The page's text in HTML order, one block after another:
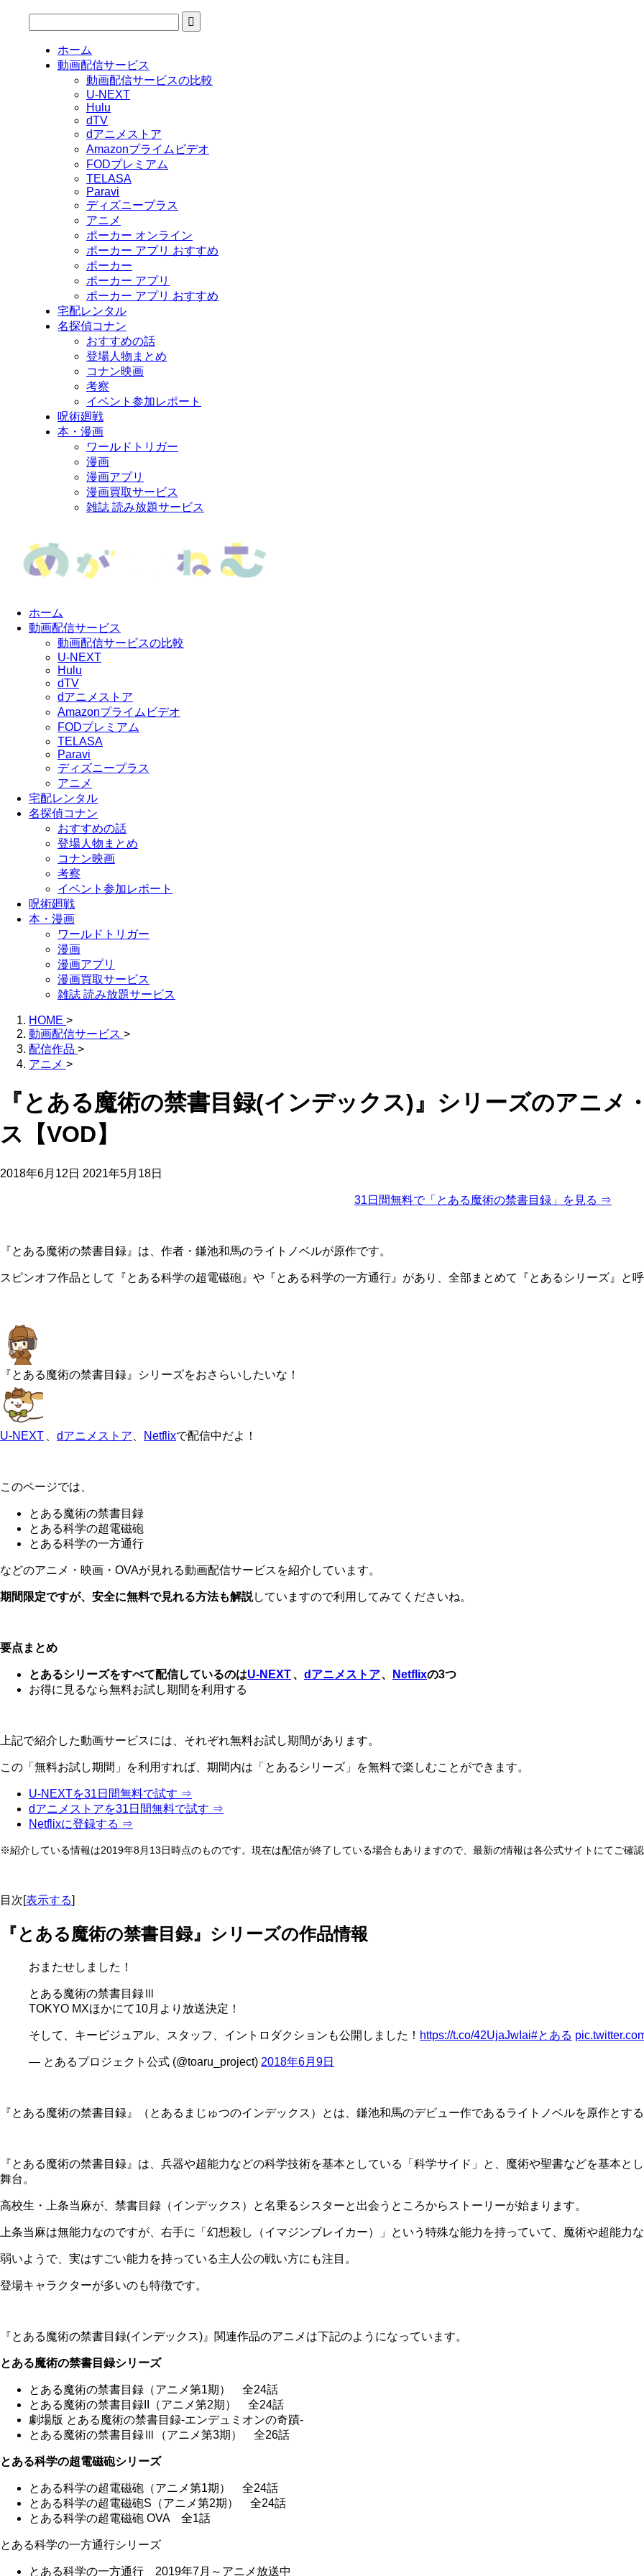
ホーム
動画配信サービス
動画配信サービスの比較
U-NEXT
Hulu
dTV
dアニメストア
Amazonプライムビデオ
FODプレミアム
TELASA
Paravi
ディズニープラス
アニメ
ポーカー オンライン
ポーカー アプリ おすすめ
ポーカー
ポーカー アプリ
ポーカー アプリ おすすめ
宅配レンタル
名探偵コナン
おすすめの話
登場人物まとめ
コナン映画
考察
イベント参加レポート
呪術廻戦
本・漫画
ワールドトリガー
漫画
漫画アプリ
漫画買取サービス
雑誌 読み放題サービス
ホーム
動画配信サービス
動画配信サービスの比較
U-NEXT
Hulu
dTV
dアニメストア
Amazonプライムビデオ
FODプレミアム
TELASA
Paravi
ディズニープラス
アニメ
宅配レンタル
名探偵コナン
おすすめの話
登場人物まとめ
コナン映画
考察
イベント参加レポート
呪術廻戦
本・漫画
ワールドトリガー
漫画
漫画アプリ
漫画買取サービス
雑誌 読み放題サービス
HOME >
動画配信サービス >
配信作品 >
アニメ >
『とある魔術の禁書目録(インデックス)』シリーズのアニメ
ス【VOD】
2018年6月12日 2021年5月18日
31日間無料で「とある魔術の禁書目録」を見る ⇒
『とある魔術の禁書目録』は、作者・鎌池和馬のライトノベルが原作です。
スピンオフ作品として『とある科学の超電磁砲』や『とある科学の一方通行』があり、全部まとめて『とあるシリーズ』と呼
『とある魔術の禁書目録』シリーズをおさらいしたいな！
U-NEXT dアニメストア Netflixで配信中だよ！
このページでは、
とある魔術の禁書目録
とある科学の超電磁砲
とある科学の一方通行
などのアニメ・映画・OVAが見れる動画配信サービスを紹介しています。
期間限定ですが、安全に無料で見れる方法も解説していますので利用してみてくださいね。
要点まとめ
とあるシリーズをすべて配信しているのはU-NEXT、 dアニメストア、 Netflixの3つ
お得に見るなら無料お試し期間を利用する
上記で紹介した動画サービスには、それぞれ無料お試し期間があります。
この「無料お試し期間」を利用すれば、期間内は「とあるシリーズ」を無料で楽しむことができます。
U-NEXTを31日間無料で試す ⇒
dアニメストアを31日間無料で試す ⇒
Netflixに登録する ⇒
※紹介している情報は2019年8月13日時点のものです。現在は配信が終了している場合もありますので、最新の情報は各公式サイトにてご確認
目次[表示する]
『とある魔術の禁書目録』シリーズの作品情報
おまたせしました！
とある魔術の禁書目録Ⅲ
TOKYO MXほかにて10月より放送決定！
そして、キービジュアル、スタッフ、イントロダクションも公開しました！ https://t.co/42UjaJwIai#とある
— とあるプロジェクト公式 (@toaru_project) 2018年6月9日
『とある魔術の禁書目録』（とあるまじゅつのインデックス）とは、鎌池和馬のデビュー作であるライトノベルを原作とする
『とある魔術の禁書目録』は、兵器や超能力などの科学技術を基本としている「科学サイド」と、魔術や聖書などを基本
舞台。
高校生・上条当麻が、禁書目録（インデックス）と名乗るシスターと出会うところからストーリーが始まります。
上条当麻は無能力なのですが、右手に「幻想殺し（イマジンブレイカー）」という特殊な能力を持っていて、魔術や超能力
弱いようで、実はすごい能力を持っている主人公の戦い方にも注目。
登場キャラクターが多いのも特徴です。
『とある魔術の禁書目録(インデックス)』関連作品のアニメは下記のようになっています。
とある魔術の禁書目録シリーズ
とある魔術の禁書目録（アニメ第1期） 全24話
とある魔術の禁書目録II（アニメ第2期） 全24話
劇場版 とある魔術の禁書目録-エンデュミオンの奇蹟-
とある魔術の禁書目録Ⅲ（アニメ第3期） 全26話
とある科学の超電磁砲シリーズ
とある科学の超電磁砲（アニメ第1期） 全24話
とある科学の超電磁砲S（アニメ第2期） 全24話
とある科学の超電磁砲 OVA 全1話
とある科学の一方通行シリーズ
とある科学の一方通行 2019年7月～アニメ放送中